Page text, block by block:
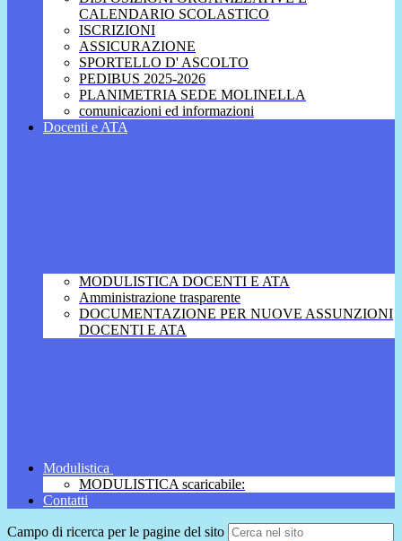
CALENDARIO SCOLASTICO
ISCRIZIONI
ASSICURAZIONE
SPORTELLO D' ASCOLTO
PEDIBUS 2025-2026
PLANIMETRIA SEDE MOLINELLA
comunicazioni ed informazioni
Docenti e ATA
MODULISTICA DOCENTI E ATA
Amministrazione trasparente
DOCUMENTAZIONE PER NUOVE ASSUNZIONI
DOCENTI E ATA
Modulistica
MODULISTICA scaricabile:
Contatti
Campo di ricerca per le pagine del sito